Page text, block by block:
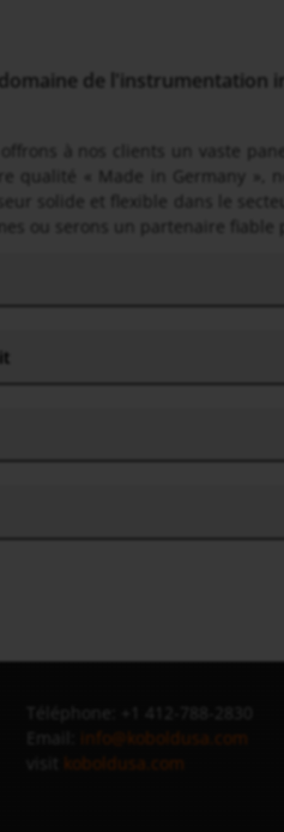
de
à nos clients un vaste
« Made in Germany »,
solide et flexible dans le
ou serons un partenaire fiable
info@koboldusa.com
koboldusa.com